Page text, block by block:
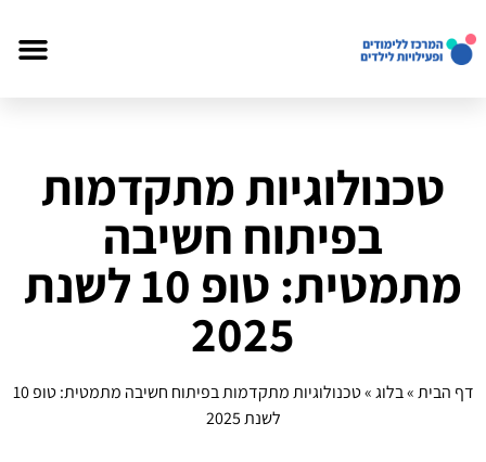
טכנולוגיות מתקדמות
בפיתוח חשיבה
מתמטית: טופ 10 לשנת
2025
דף הבית»בלוג»
טכנולוגיות מתקדמות בפיתוח חשיבה מתמטית: טופ 10
לשנת 2025